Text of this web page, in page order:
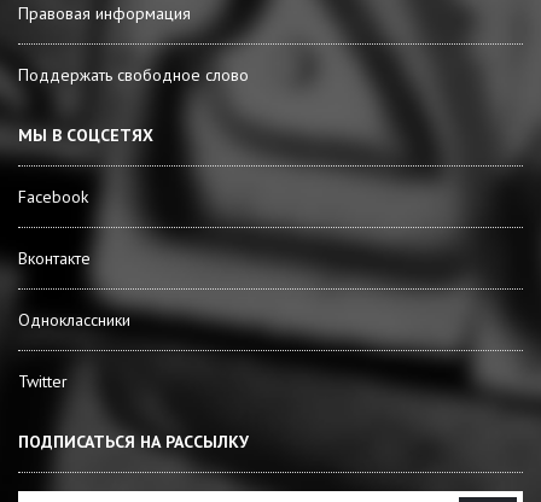
Правовая информация
Поддержать свободное слово
МЫ В СОЦСЕТЯХ
Facebook
Вконтакте
Одноклассники
Twitter
ПОДПИСАТЬСЯ НА РАССЫЛКУ